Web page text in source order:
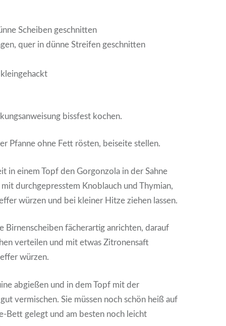
Scheiben geschnitten
quer in dünne Streifen geschnitten
bissfest kochen.
Pfanne ohne Fett rösten, beiseite stellen.
in einem Topf den Gorgonzola in der Sahne
mit durchgepresstem Knoblauch und Thymian,
würzen und bei kleiner Hitze ziehen lassen.
Birnenscheiben fächerartig anrichten, darauf
verteilen und mit etwas Zitronensaft
würzen.
abgießen und in dem Topf mit der
vermischen. Sie müssen noch schön heiß auf
Bett gelegt und am besten noch leicht